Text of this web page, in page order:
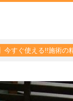
今すぐ使える!!施術の